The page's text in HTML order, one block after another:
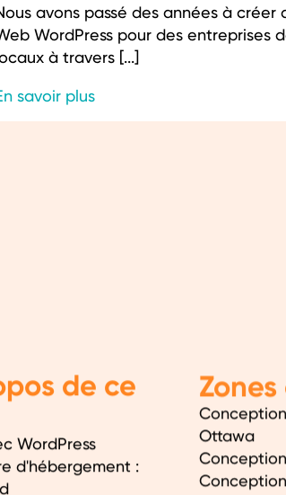
avons passé des années à créer
WordPress pour des entreprises
à travers [...]
savoir plus
de ce
WordPress
d'hébergement :
Ottawa